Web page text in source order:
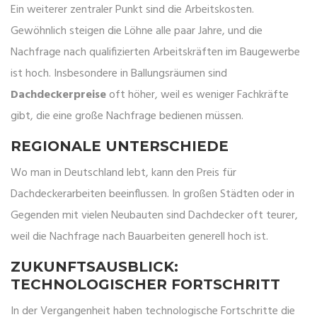
Ein weiterer zentraler Punkt sind die Arbeitskosten.
Gewöhnlich steigen die Löhne alle paar Jahre, und die
Nachfrage nach qualifizierten Arbeitskräften im Baugewerbe
ist hoch. Insbesondere in Ballungsräumen sind
Dachdeckerpreiseoft höher, weil es weniger Fachkräfte
gibt, die eine große Nachfrage bedienen müssen.
REGIONALE UNTERSCHIEDE
Wo man in Deutschland lebt, kann den Preis für
Dachdeckerarbeiten beeinflussen. In großen Städten oder in
Gegenden mit vielen Neubauten sind Dachdecker oft teurer,
weil die Nachfrage nach Bauarbeiten generell hoch ist.
ZUKUNFTSAUSBLICK:
TECHNOLOGISCHER FORTSCHRITT
In der Vergangenheit haben technologische Fortschritte die